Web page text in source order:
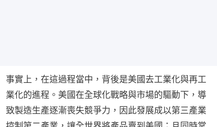
事實上，在這過程當中，背後是美國去工業化與再工
業化的進程。美國在全球化戰略與市場的驅動下，導
致製造生產逐漸喪失競爭力，因此發展成以第三產業